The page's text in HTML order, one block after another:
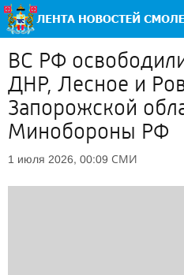
ВС РФ
ДНР, Лесное и
Запорожской
Минобороны РФ
1 июля 2026, 00:09 СМИ